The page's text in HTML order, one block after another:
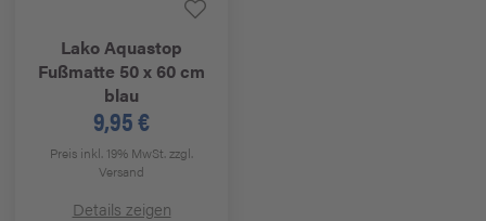
LakoAquastop
Fußmatte 50 x 60 cm
blau
9,95 €
Preis inkl. 19% MwSt.zzgl.
Versand
Details zeigen